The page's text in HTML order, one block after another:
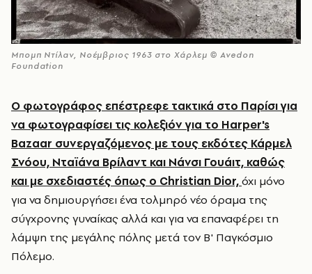
Μπομπ Ντίλαν, Νοέμβριος 1963 στο Χάρλεμ © Avedon
Foundation
Ο φωτογράφος επέστρεφε τακτικά στο Παρίσι για
να φωτογραφίσει τις κολεξιόν για το Harper's
Bazaar συνεργαζόμενος με τους εκδότες Κάρμελ
Σνόου, Νταϊάνα Βρίλαντ και Νάνσι Γουάιτ, καθώς
και με σχεδιαστές όπως ο Christian Dior,όχι μόνο
για να δημιουργήσει ένα τολμηρό νέο όραμα της
σύγχρονης γυναίκας αλλά και για να επαναφέρει τη
λάμψη της μεγάλης πόλης μετά τον Β' Παγκόσμιο
Πόλεμο.